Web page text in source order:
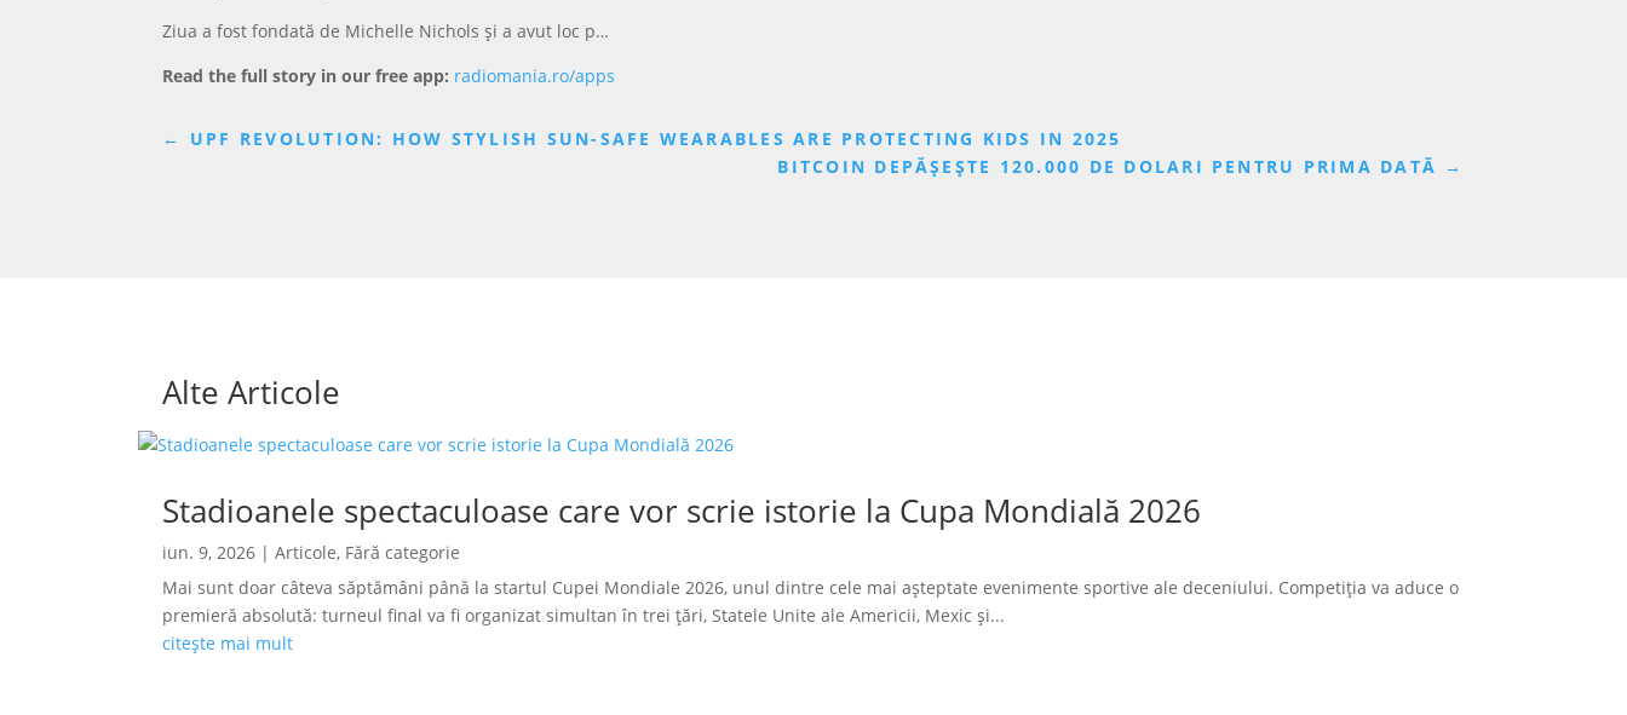
Ziua a fost fondată de Michelle Nichols și a avut loc p…
Read the full story in our free app: radiomania.ro/apps
← UPF REVOLUTION: HOW STYLISH SUN-SAFE WEARABLES ARE PROTECTING KIDS IN 2025
BITCOIN DEPĂȘEȘTE 120.000 DE DOLARI PENTRU PRIMA DATĂ →
Alte Articole
Stadioanele spectaculoase care vor scrie istorie la Cupa Mondială 2026
iun. 9, 2026 |Articole, Fără categorie
Mai sunt doar câteva săptămâni până la startul Cupei Mondiale 2026, unul dintre cele mai așteptate evenimente sportive ale deceniului. Competiția va aduce o
premieră absolută: turneul final va fi organizat simultan în trei țări, Statele Unite ale Americii, Mexic și...
citește mai mult